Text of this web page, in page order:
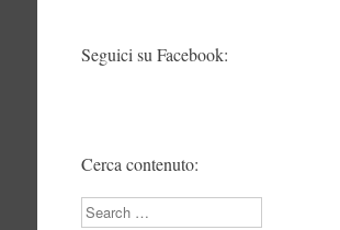
Seguici su Facebook:
Cerca contenuto:
Search